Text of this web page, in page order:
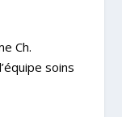
Ch.
soins